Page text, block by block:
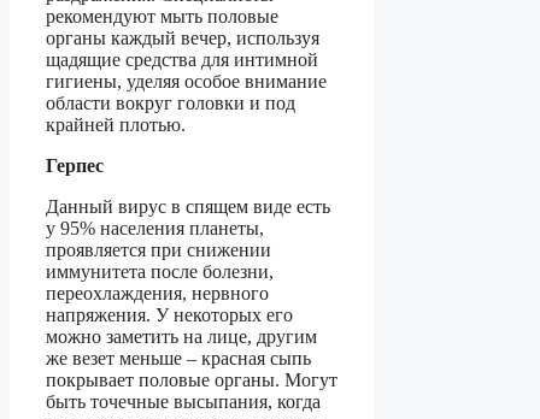
рекомендуют мыть половые
органы каждый вечер, используя
щадящие средства для интимной
гигиены, уделяя особое внимание
области вокруг головки и под
крайней плотью.
Герпес
Данный вирус в спящем виде есть
у 95% населения планеты,
проявляется при снижении
иммунитета после болезни,
переохлаждения, нервного
напряжения. У некоторых его
можно заметить на лице, другим
же везет меньше – красная сыпь
покрывает половые органы. Могут
быть точечные высыпания, когда